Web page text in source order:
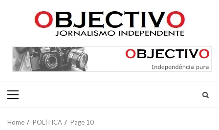
Primary
Home POLÍTICA Page 10